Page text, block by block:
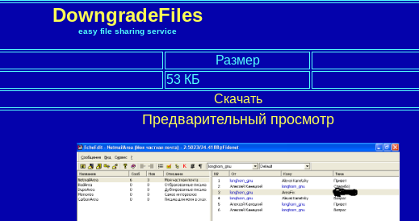
DowngradeFiles
easy file sharing service
Размер
53 КБ
Скачать
Предварительный просмотр